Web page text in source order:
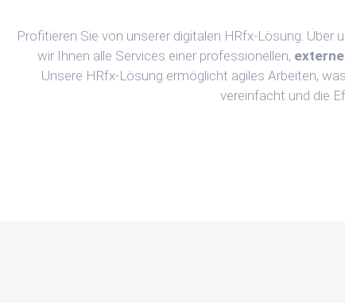
Profitieren Sie von unserer digitalen HRfx-Lösung:
wir Ihnen alle Services einer professionellen,
Unsere HRfx-Lösung ermöglicht agiles Arbeiten,
vereinfacht und die